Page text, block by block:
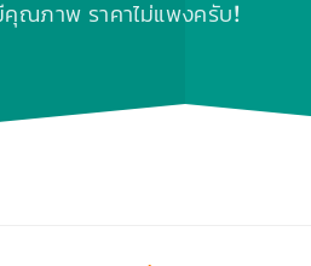
ณภาพ ราคาไม่แพงครับ!